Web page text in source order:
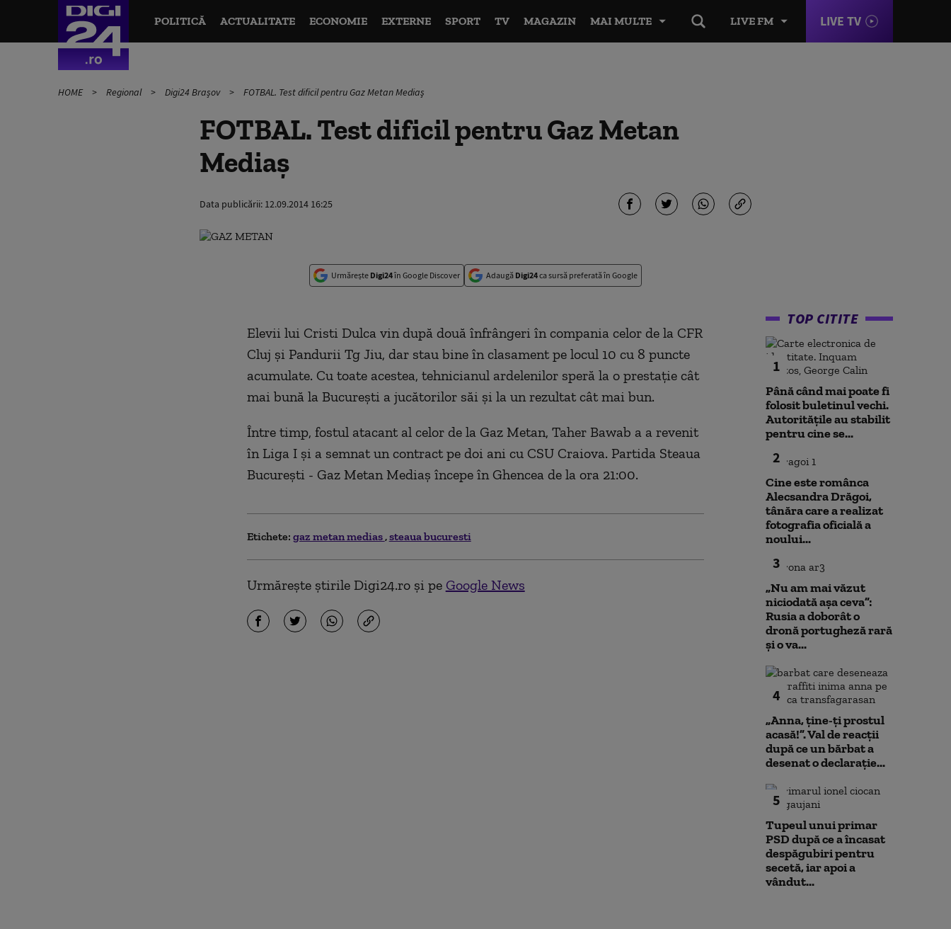
LIVE FM LIVE TV
POLITICĂ ACTUALITATE ECONOMIE EXTERNE SPORT TV MAGAZIN MAI MULTE
HOME Regional Digi24 Brașov FOTBAL. Test dificil pentru Gaz Metan Mediaş
FOTBAL. Test dificil pentru Gaz Metan
Mediaş
Data publicării: 12.09.2014 16:25
Urmărește Digi24în Google Discover Adaugă Digi24ca sursă preferată în Google
Elevii lui Cristi Dulca vin după două înfrângeri în compania celor de la CFR
Cluj şi Pandurii Tg Jiu, dar stau bine în clasament pe locul 10 cu 8 puncte
acumulate. Cu toate acestea, tehnicianul ardelenilor speră la o prestaţie cât
mai bună la Bucureşti a jucătorilor săi şi la un rezultat cât mai bun.
Între timp, fostul atacant al celor de la Gaz Metan, Taher Bawab a a revenit
în Liga I şi a semnat un contract pe doi ani cu CSU Craiova. Partida Steaua
Bucureşti - Gaz Metan Mediaş începe în Ghencea de la ora 21:00.
Etichete: gaz metan medias steaua bucuresti
Urmărește știrile Digi24.ro și pe Google News
TOP CITITE
1
Până când mai poate fi
folosit buletinul vechi.
Autoritățile au stabilit
pentru cine se...
2
Cine este românca
Alecsandra Drăgoi,
tânăra care a realizat
fotografia oficială a
noului...
3
„Nu am mai văzut
niciodată așa ceva”:
Rusia a doborât o
dronă portugheză rară
și o va...
4
„Anna, ţine-ţi prostul
acasă!”. Val de reacții
după ce un bărbat a
desenat o declarație...
5
Tupeul unui primar
PSD după ce a încasat
despăgubiri pentru
secetă, iar apoi a
vândut...